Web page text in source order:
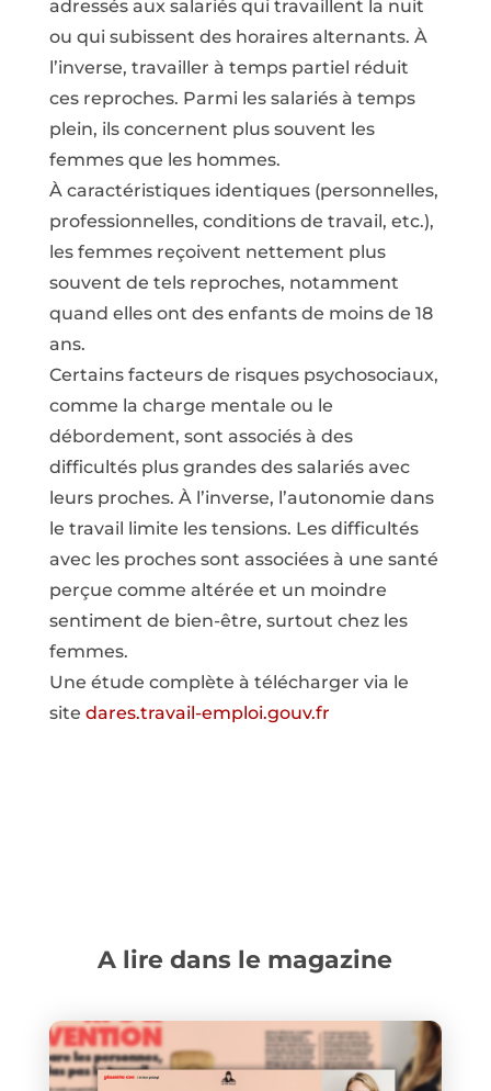
adressés aux salariés qui travaillent la nuit
ou qui subissent des horaires alternants. À
l’inverse, travailler à temps partiel réduit
ces reproches. Parmi les salariés à temps
plein, ils concernent plus souvent les
femmes que les hommes.
À caractéristiques identiques (personnelles,
professionnelles, conditions de travail, etc.),
les femmes reçoivent nettement plus
souvent de tels reproches, notamment
quand elles ont des enfants de moins de 18
ans.
Certains facteurs de risques psychosociaux,
comme la charge mentale ou le
débordement, sont associés à des
difficultés plus grandes des salariés avec
leurs proches. À l’inverse, l’autonomie dans
le travail limite les tensions. Les difficultés
avec les proches sont associées à une santé
perçue comme altérée et un moindre
sentiment de bien-être, surtout chez les
femmes.
Une étude complète à télécharger via le
site dares.travail-emploi.gouv.fr
A lire dans le magazine